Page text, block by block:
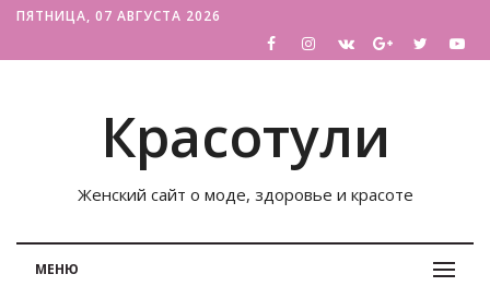
ПЯТНИЦА, 07 АВГУСТА 2026
Красотули
Женский сайт о моде, здоровье и красоте
МЕНЮ